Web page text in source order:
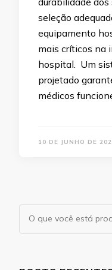
seleção
equipamento
mais críticos na
hospital. Um
projetado
médicos
10 DE JUNHO DE
Procurando
algo?